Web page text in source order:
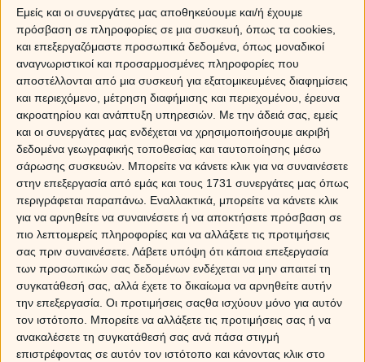
Εμείς και οι συνεργάτες μας αποθηκεύουμε και/ή έχουμε
πρόσβαση σε πληροφορίες σε μια συσκευή, όπως τα cookies,
και επεξεργαζόμαστε προσωπικά δεδομένα, όπως μοναδικοί
αναγνωριστικοί και προσαρμοσμένες πληροφορίες που
αποστέλλονται από μια συσκευή για εξατομικευμένες διαφημίσεις
και περιεχόμενο, μέτρηση διαφήμισης και περιεχομένου, έρευνα
ακροατηρίου και ανάπτυξη υπηρεσιών. Με την άδειά σας, εμείς
και οι συνεργάτες μας ενδέχεται να χρησιμοποιήσουμε ακριβή
δεδομένα γεωγραφικής τοποθεσίας και ταυτοποίησης μέσω
σάρωσης συσκευών. Μπορείτε να κάνετε κλικ για να συναινέσετε
στην επεξεργασία από εμάς και τους 1731 συνεργάτες μας όπως
περιγράφεται παραπάνω. Εναλλακτικά, μπορείτε να κάνετε κλικ
για να αρνηθείτε να συναινέσετε ή να αποκτήσετε πρόσβαση σε
πιο λεπτομερείς πληροφορίες και να αλλάξετε τις προτιμήσεις
σας πριν συναινέσετε. Λάβετε υπόψη ότι κάποια επεξεργασία
των προσωπικών σας δεδομένων ενδέχεται να μην απαιτεί τη
συγκατάθεσή σας, αλλά έχετε το δικαίωμα να αρνηθείτε αυτήν
την επεξεργασία. Οι προτιμήσεις σαςθα ισχύουν μόνο για αυτόν
τον ιστότοπο. Μπορείτε να αλλάξετε τις προτιμήσεις σας ή να
ανακαλέσετε τη συγκατάθεσή σας ανά πάσα στιγμή
επιστρέφοντας σε αυτόν τον ιστότοπο και κάνοντας κλικ στο
ΝΤΟΥΒΛΗΣστο54848. Από τηνΚύπροκάλεσε στο
19-303. *(Aναλυτικά οι χρεώσεις μας στο κάτω μέρος αυτής της σελίδας.)
19 Φεβρουαρίου- 20 Μαρτίου: Λύκος
Αν ανήκεις στο ζώδιο του Λύκου, μπορεί πολλές φορές να
δίνεις την αίσθηση ότι έχεις στραμμένη την προσοχή σου
σε κάτι που μόνο εσύ αντιλαμβάνεσαι, όπως το άγριο
αυτό πλάσμα με τις τόσο οξυμένες αισθήσεις.
Πραγματικά, έχεις τόσο στενή επαφή με το πνευματικό,
διαισθητικό κομμάτι της ύπαρξής σου, που είναι σαν να
είσαι μοιρασμένος ανάμεσα σε αυτό τον κόσμο και την
πεζή υλική πραγματικότητα. Και αυτό ακριβώς είναι που
πρέπει να καταφέρεις: να μην αποφεύγεις τα κοινότοπα,
δύσκολα και πολλές φορές απειλητικά θέματα της
καθημερινής ζωής. Είσαι άνθρωπος τρυφερός, καλόβολος,
ευαίσθητος, με υψηλό βαθμό συμπόνιας και κατανόησης
προς τους άλλους. Χρειάζεται όμως να έχεις πιο πρακτικό
πνεύμα και να δείχνεις μεγαλύτερη αποφασιστικότητα,
όταν πρέπει.
Τα ζώδια με τα οποία ταιριάζεις περισσότερο στο ινδιάνικο